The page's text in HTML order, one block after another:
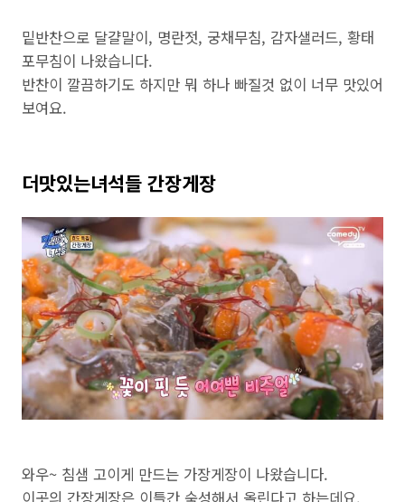
밑반찬으로 달걀말이, 명란젓, 궁채무침, 감자샐러드, 황태
포무침이 나왔습니다.
반찬이 깔끔하기도 하지만 뭐 하나 빠질것 없이 너무 맛있어
보여요.
더맛있는녀석들 간장게장
와우~ 침샘 고이게 만드는 가장게장이 나왔습니다.
이곳의 간장게장은 이틀간 숙성해서 올린다고 하는데요.